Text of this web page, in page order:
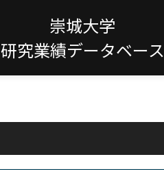
崇城大学
研究業績データベース